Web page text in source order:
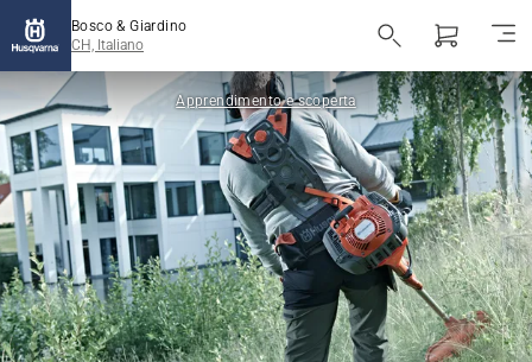
Bosco & Giardino
CH, Italiano
Apprendimento e scoperta